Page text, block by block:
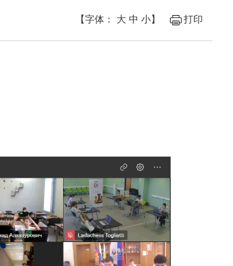
【字体： 大 中 小】 打印